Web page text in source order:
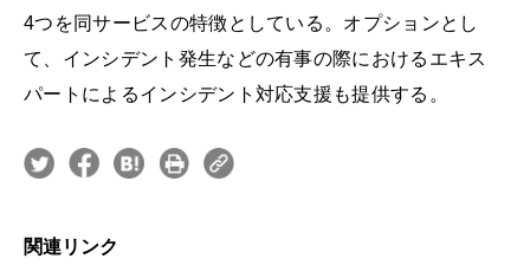
4つを同サービスの特徴としている。オプションとし
て、インシデント発生などの有事の際におけるエキス
パートによるインシデント対応支援も提供する。
関連リンク